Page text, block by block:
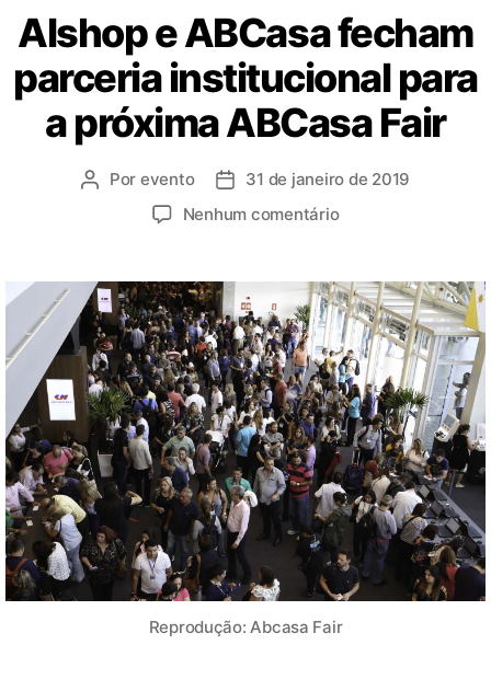
Alshop e ABCasa fecham
parceria institucional para
a próxima ABCasa Fair
Por evento
31 de janeiro de 2019
Nenhum comentário
Reprodução: Abcasa Fair